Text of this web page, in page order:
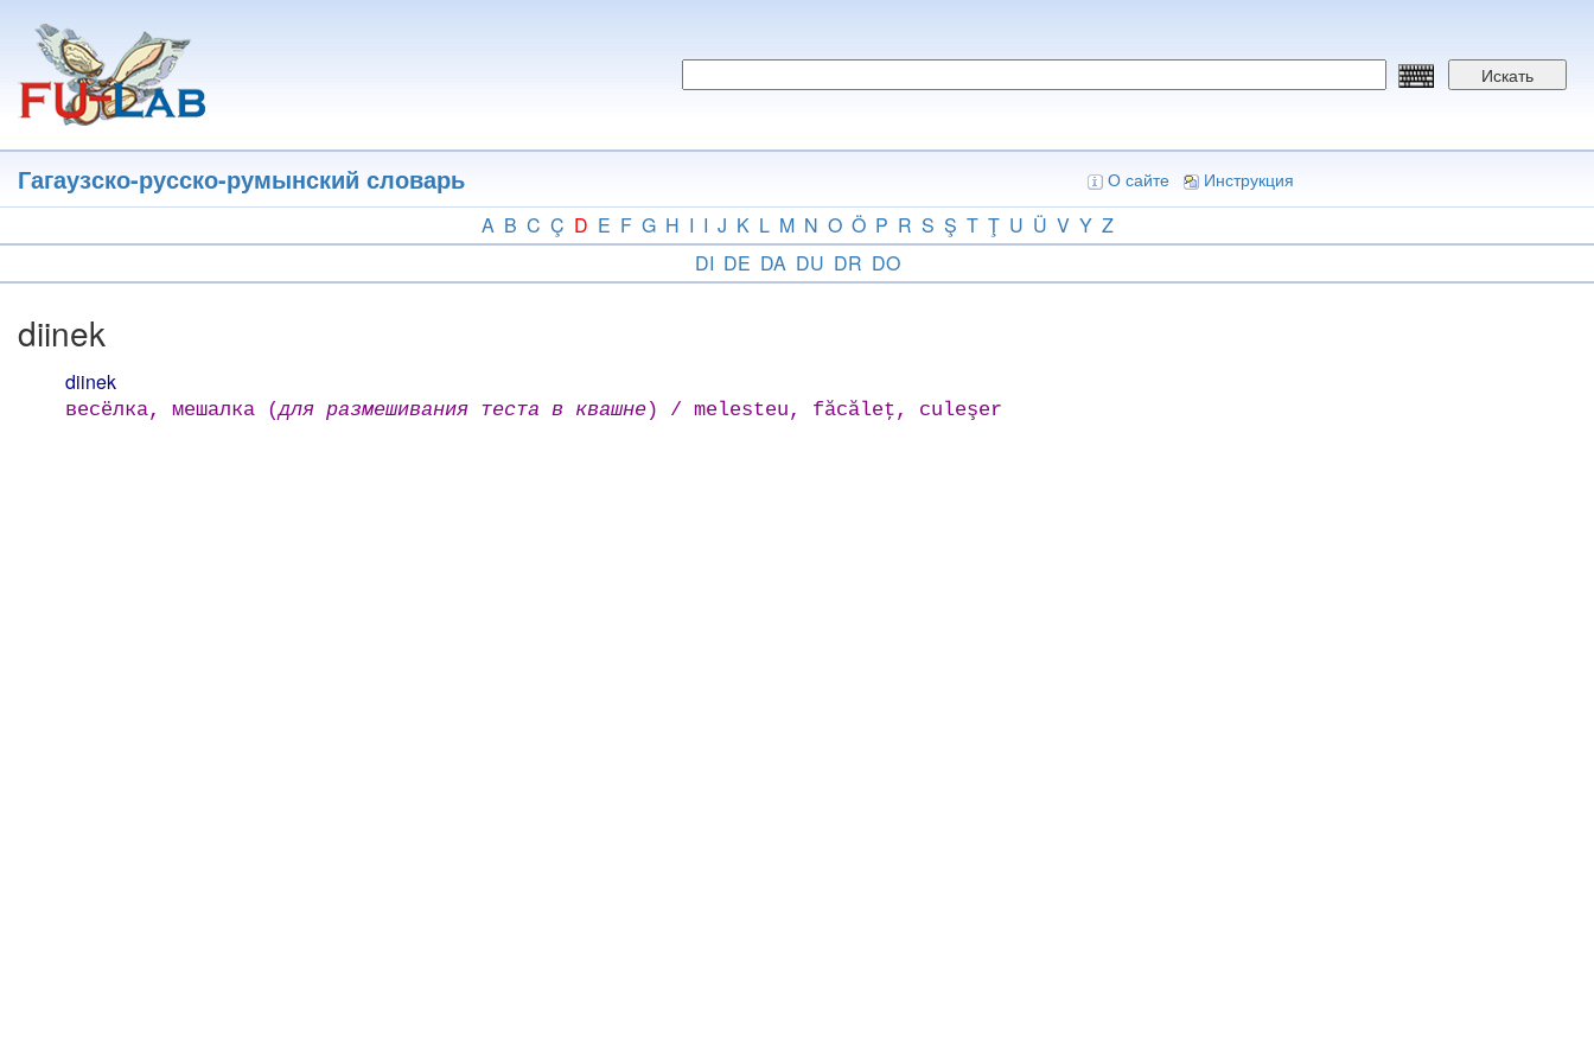
основному
содержанию
Искать
Гагаузско-русско-румынский словарь О сайте Инструкция
A B C Ç D E F G H I I J K L M N O Ö P R S Ş T Ţ U Ü V Y Z
DI DE DA DU DR DO
diinek
diinek
весёлка, мешалка (для размешивания теста в квашне) / melesteu, făcăleţ, culeşer